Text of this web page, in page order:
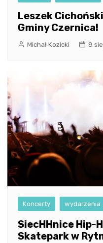
Leszek
Gminy Czernica!
Michał Kozicki 8
Koncerty wydarzenia
SiecHHnice Hip-
Skatepark w